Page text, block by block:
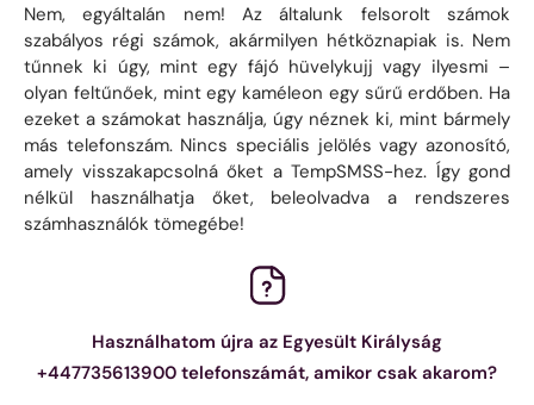
Nem, egyáltalán nem! Az általunk felsorolt ​​számok
szabályos régi számok, akármilyen hétköznapiak is. Nem
tűnnek ki úgy, mint egy fájó hüvelykujj vagy ilyesmi –
olyan feltűnőek, mint egy kaméleon egy sűrű erdőben. Ha
ezeket a számokat használja, úgy néznek ki, mint bármely
más telefonszám. Nincs speciális jelölés vagy azonosító,
amely visszakapcsolná őket a TempSMSS-hez. Így gond
nélkül használhatja őket, beleolvadva a rendszeres
számhasználók tömegébe!
Használhatom újra az Egyesült Királyság
+447735613900 telefonszámát, amikor csak akarom?